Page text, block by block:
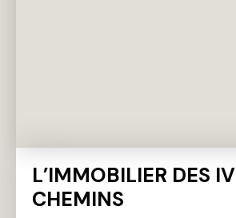
L’IMMOBILIER DES IV
CHEMINS